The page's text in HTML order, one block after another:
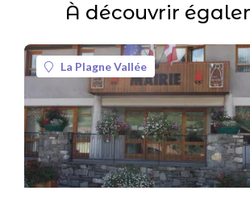
À découvrir
La Plagne Vallée